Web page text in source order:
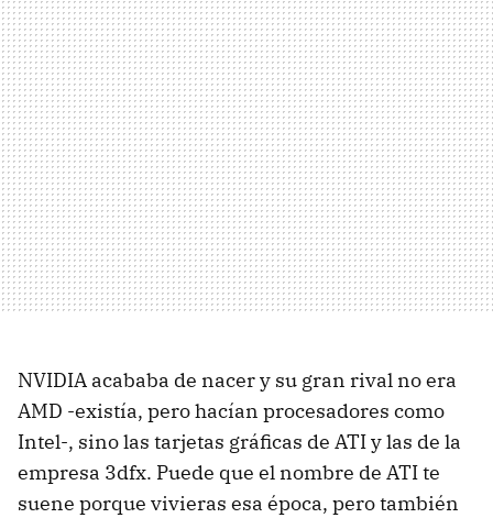
NVIDIA acababa de nacer y su gran rival no era
AMD -existía, pero hacían procesadores como
Intel-, sino las tarjetas gráficas de ATI y las de la
empresa 3dfx. Puede que el nombre de ATI te
suene porque vivieras esa época, pero también